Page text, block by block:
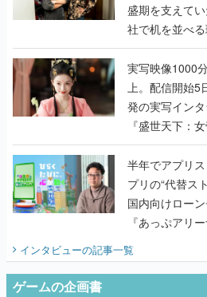
盛期を支えて
社で机を並べ
『TATSUJIN
んだレジェン
実写映像1000
上。配信開始5
発の実写イン
『盛世天下：
うこだわりを
半年でアプリスト
プリの“代替ス
国内向けロー
『あっぷアリ
てみた
インタビューの記事一覧
ゲームの企画書